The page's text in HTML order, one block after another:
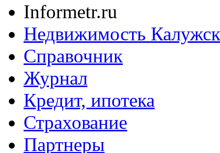
Informetr.ru
Недвижимость
Справочник
Журнал
Кредит, ипотека
Страхование
Партнеры